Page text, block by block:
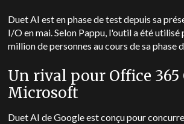
Duet AI est en phase de test depuis sa
I/O en mai. Selon Pappu, l'outil a été utilisé
million de personnes au cours de sa phase
Un rival pour Office 365
Microsoft
Duet AI de Google est conçu pour